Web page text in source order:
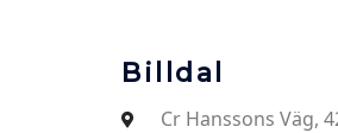
Billdal
Cr Hanssons Väg,